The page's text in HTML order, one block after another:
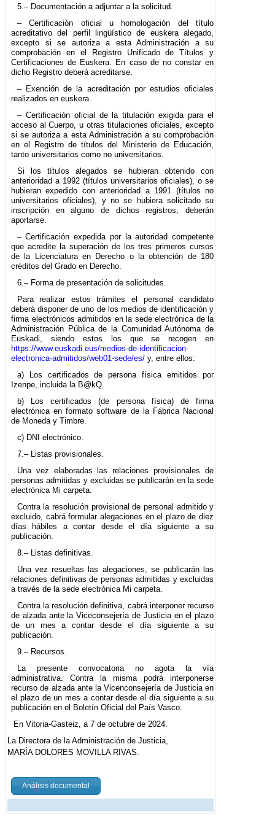
5.– Documentación a adjuntar a la solicitud.
– Certificación oficial u homologación del título
acreditativo del perfil lingüístico de euskera alegado,
excepto si se autoriza a esta Administración a su
comprobación en el Registro Unificado de Títulos y
Certificaciones de Euskera. En caso de no constar en
dicho Registro deberá acreditarse.
– Exención de la acreditación por estudios oficiales
realizados en euskera.
– Certificación oficial de la titulación exigida para el
acceso al Cuerpo, u otras titulaciones oficiales, excepto
si se autoriza a esta Administración a su comprobación
en el Registro de títulos del Ministerio de Educación,
tanto universitarios como no universitarios.
Si los títulos alegados se hubieran obtenido con
anterioridad a 1992 (títulos universitarios oficiales), o se
hubieran expedido con anterioridad a 1991 (títulos no
universitarios oficiales), y no se hubiera solicitado su
inscripción en alguno de dichos registros, deberán
aportarse.
– Certificación expedida por la autoridad competente
que acredite la superación de los tres primeros cursos
de la Licenciatura en Derecho o la obtención de 180
créditos del Grado en Derecho.
6.– Forma de presentación de solicitudes.
Para realizar estos trámites el personal candidato
deberá disponer de uno de los medios de identificación y
firma electrónicos admitidos en la sede electrónica de la
Administración Pública de la Comunidad Autónoma de
Euskadi, siendo estos los que se recogen en
https://www.euskadi.eus/medios-de-identificacion-
electronica-admitidos/web01-sede/es/ y, entre ellos:
a) Los certificados de persona física emitidos por
Izenpe, incluida la B@kQ.
b) Los certificados (de persona física) de firma
electrónica en formato software de la Fábrica Nacional
de Moneda y Timbre.
c) DNI electrónico.
7.– Listas provisionales.
Una vez elaboradas las relaciones provisionales de
personas admitidas y excluidas se publicarán en la sede
electrónica Mi carpeta.
Contra la resolución provisional de personal admitido y
excluido, cabrá formular alegaciones en el plazo de diez
días hábiles a contar desde el día siguiente a su
publicación.
8.– Listas definitivas.
Una vez resueltas las alegaciones, se publicarán las
relaciones definitivas de personas admitidas y excluidas
a través de la sede electrónica Mi carpeta.
Contra la resolución definitiva, cabrá interponer recurso
de alzada ante la Viceconsejería de Justicia en el plazo
de un mes a contar desde el día siguiente a su
publicación.
9.– Recursos.
La presente convocatoria no agota la vía
administrativa. Contra la misma podrá interponerse
recurso de alzada ante la Vicenconsejería de Justicia en
el plazo de un mes a contar desde el día siguiente a su
publicación en el Boletín Oficial del País Vasco.
En Vitoria-Gasteiz, a 7 de octubre de 2024.
La Directora de la Administración de Justicia,
MARÍA DOLORES MOVILLA RIVAS.
Análisis documental